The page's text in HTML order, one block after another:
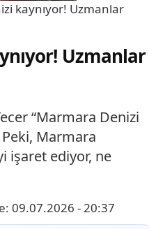
kaynıyor! Uzmanlar
Uzmanlar
“Marmara Denizi
Peki, Marmara
işaret ediyor, ne
09.07.2026 - 20:37